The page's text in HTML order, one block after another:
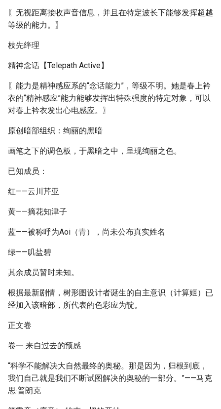
〖无视距离接收声音信息，并且在特定波长下能够发挥超越
等级的能力。〗
枝先绊理
精神念话【Telepath Active】
〖能力是精神感应系的“念话能力”，等级不明。她是春上衿
衣的“精神感应”能力能够发挥出特殊强度的特定对象，可以
对春上衿衣发出心电感应。〗
原创暗部组织：绚丽的黑暗
画笔之下的调色板，于黑暗之中，呈现绚丽之色。
已知成员：
红——云川芹亚
黄——摘花知津子
蓝——被称呼为Aoi（青），尚未公布真实姓名
绿——叽盐碧
其余成员暂时未知。
根据最新剧情，树形图设计者诞生的自主意识（计算姬）已
经加入该暗部，所代表的色彩应为靛。
正文卷
卷一 来自过去的预感
“科学不能解决大自然最终的奥秘。那是因为，归根到底，
我们自己就是我们不断试图解决的奥秘的一部分。”——马克
思·普朗克